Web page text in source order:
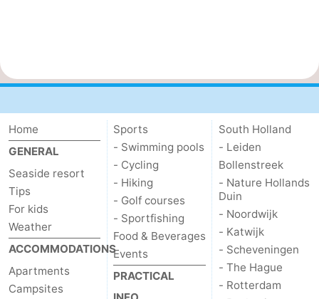
Home
GENERAL
Seaside resort
Tips
For kids
Weather
ACCOMMODATIONS
Apartments
Campsites
Sports
- Swimming pools
- Cycling
- Hiking
- Golf courses
- Sportfishing
Food & Beverages
Events
PRACTICAL
South Holland
- Leiden
Bollenstreek
- Nature Hollands
Duin
- Noordwijk
- Katwijk
- Scheveningen
- The Hague
- Rotterdam